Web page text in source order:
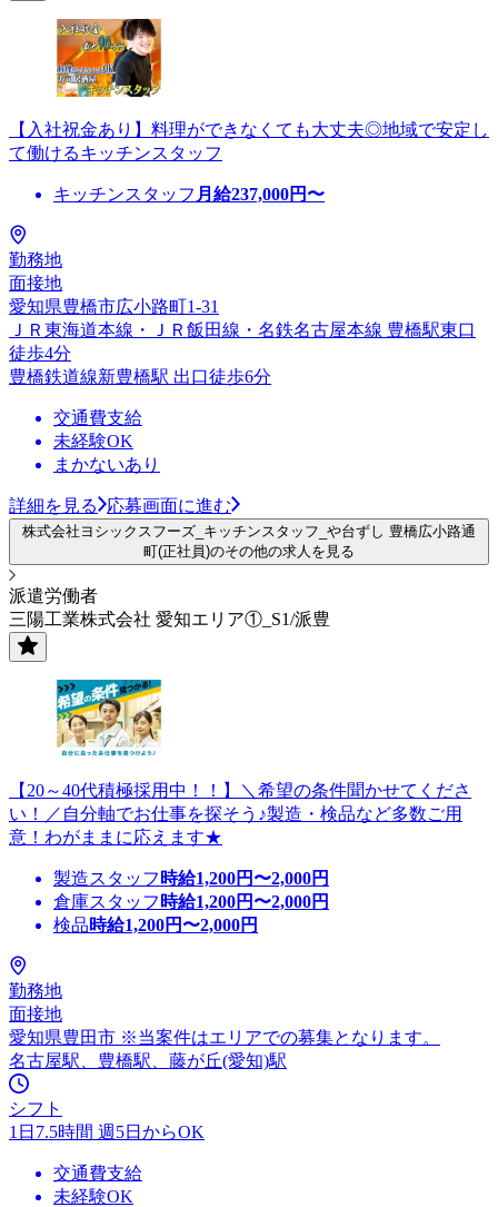
【入社祝金あり】料理ができなくても大丈夫◎地域で安定し
て働けるキッチンスタッフ
キッチンスタッフ 月給237,000円〜
勤務地
面接地
愛知県豊橋市広小路町1-31
ＪＲ東海道本線・ＪＲ飯田線・名鉄名古屋本線 豊橋駅東口
徒歩4分
豊橋鉄道線新豊橋駅 出口徒歩6分
交通費支給
未経験OK
まかないあり
詳細を見る 応募画面に進む
株式会社ヨシックスフーズ_キッチンスタッフ_や台ずし 豊橋広小路通
町(正社員)のその他の求人を見る
派遣労働者
三陽工業株式会社 愛知エリア①_S1/派豊
【20～40代積極採用中！！】＼希望の条件聞かせてくださ
い！／自分軸でお仕事を探そう♪製造・検品など多数ご用
意！わがままに応えます★
製造スタッフ 時給1,200円〜2,000円
倉庫スタッフ 時給1,200円〜2,000円
検品時給1,200円〜2,000円
勤務地
面接地
愛知県豊田市 ※当案件はエリアでの募集となります。
名古屋駅、豊橋駅、藤が丘(愛知)駅
シフト
1日7.5時間 週5日からOK
交通費支給
未経験OK